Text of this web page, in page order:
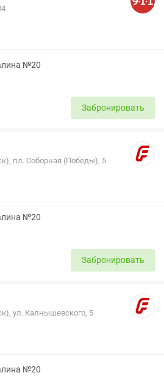
№20
Забронировать
пл. Соборная (Победы), 5
№20
Забронировать
ул. Калнышевского, 5
№20